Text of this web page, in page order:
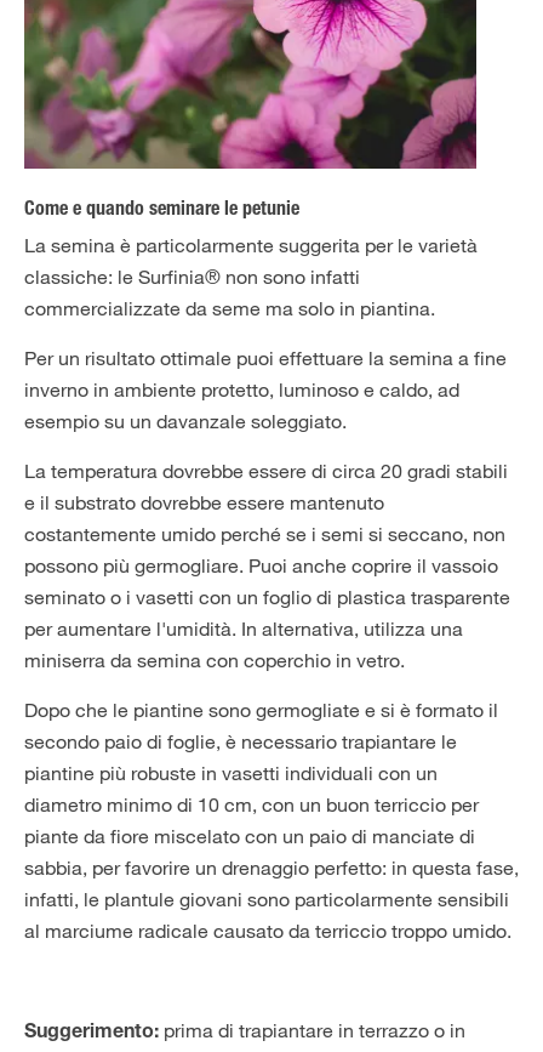
Come e quando seminare le petunie
La semina è particolarmente suggerita per le varietà
classiche: le Surfinia® non sono infatti
commercializzate da seme ma solo in piantina.
Per un risultato ottimale puoi effettuare la semina a fine
inverno in ambiente protetto, luminoso e caldo, ad
esempio su un davanzale soleggiato.
La temperatura dovrebbe essere di circa 20 gradi stabili
e il substrato dovrebbe essere mantenuto
costantemente umido perché se i semi si seccano, non
possono più germogliare. Puoi anche coprire il vassoio
seminato o i vasetti con un foglio di plastica trasparente
per aumentare l'umidità. In alternativa, utilizza una
miniserra da semina con coperchio in vetro.
Dopo che le piantine sono germogliate e si è formato il
secondo paio di foglie, è necessario trapiantare le
piantine più robuste in vasetti individuali con un
diametro minimo di 10 cm, con un buon terriccio per
piante da fiore miscelato con un paio di manciate di
sabbia, per favorire un drenaggio perfetto: in questa fase,
infatti, le plantule giovani sono particolarmente sensibili
al marciume radicale causato da terriccio troppo umido.
Suggerimento: prima di trapiantare in terrazzo o in